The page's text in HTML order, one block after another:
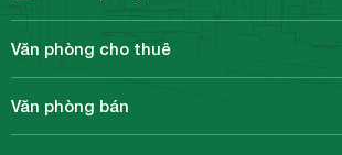
Văn phòng cho thuê
Văn phòng bán